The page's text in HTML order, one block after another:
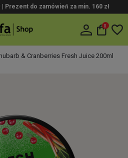
Prezent do zamówień za min. 160 zł
0
& Cranberries Fresh Juice 200ml